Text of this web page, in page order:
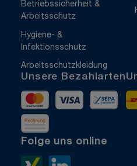
Betriebssicherheit &
Arbeitsschutz
Hygiene- &
Infektionsschutz
Arbeitsschutzkleidung
Unsere Bezahlarten
MastercardVisa
Rechnung
Folge uns online
Xing>